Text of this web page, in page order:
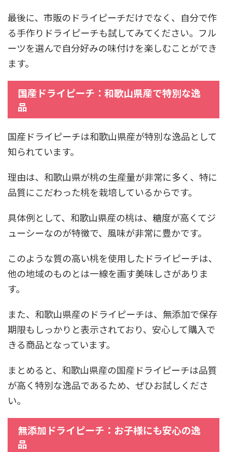
最後に、市販のドライピーチだけでなく、自分で作
る手作りドライピーチも試してみてください。フル
ーツを選んで自分好みの味付けを楽しむことができ
ます。
国産ドライピーチ：和歌山県産で特別な逸
品
国産ドライピーチは和歌山県産が特別な逸品として
知られています。
理由は、和歌山県が桃の生産量が非常に多く、特に
品質にこだわった桃を栽培しているからです。
具体例として、和歌山県産の桃は、糖度が高くてジ
ューシーなのが特徴で、風味が非常に豊かです。
このような質の高い桃を使用したドライピーチは、
他の地域のものとは一線を画す美味しさがありま
す。
また、和歌山県産のドライピーチは、無添加で保存
期限もしっかりと表示されており、安心して購入で
きる商品となっています。
まとめると、和歌山県産の国産ドライピーチは品質
が高く特別な逸品であるため、ぜひお試しくださ
い。
無添加ドライピーチ：お子様にも安心の逸
品